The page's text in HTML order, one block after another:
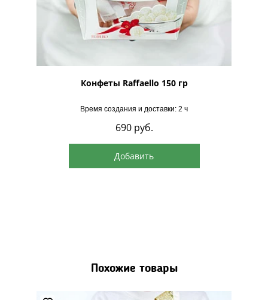
Конфеты Raffaello 150 гр
Время создания и доставки: 2 ч
690 руб.
Добавить
Похожие товары